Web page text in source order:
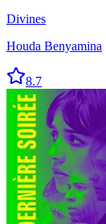
Divines
Houda Benyamina
8.7